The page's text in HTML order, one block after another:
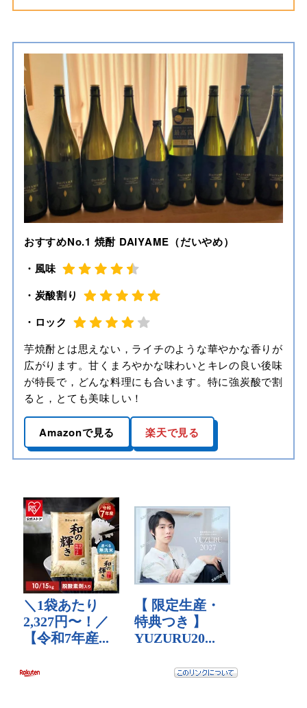
おすすめNo.1 焼酎 DAIYAME（だいやめ）
・風味
・炭酸割り
・ロック
芋焼酎とは思えない，ライチのような華やかな香りが
広がります。甘くまろやかな味わいとキレの良い後味
が特長で，どんな料理にも合います。特に強炭酸で割
ると，とても美味しい！
Amazonで見る 楽天で見る